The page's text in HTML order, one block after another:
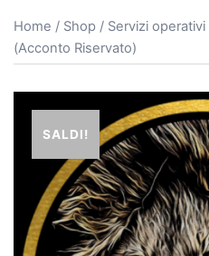
Home / Shop / Servizi operativi
(Acconto Riservato)
SALDI!